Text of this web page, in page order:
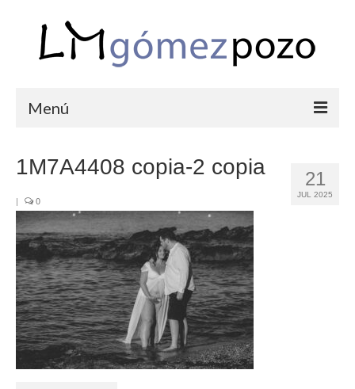
Menú
COMUNIONES
CORPORATIVAS
SEMANA SANTA
BLOG
SOBRE LM
21
JUL 2025
1M7A4408 copia-2 copia
| 0